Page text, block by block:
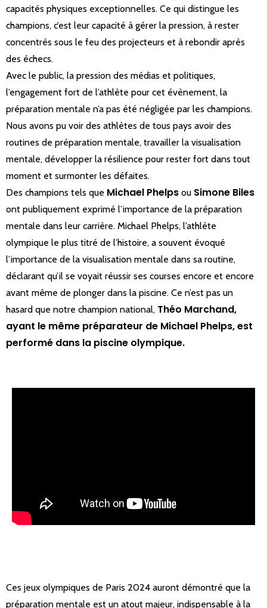
capacités physiques exceptionnelles. Ce qui distingue les
champions, c’est leur capacité à gérer la pression, à rester
concentrés sous le feu des projecteurs et à rebondir après
des échecs.
Avec le public, la pression des médias et politiques,
l’engagement fort de l’athlète pour cet évènement, la
préparation mentale n’a pas été négligée par les champions.
Nous avons pu voir des athlètes de tous pays avoir des
routines de préparation mentale, travailler la visualisation
mentale, développer la résilience pour rester fort dans tout
moment et surmonter les défaites.
Des champions tels que Michael Phelps ou Simone Biles
ont publiquement exprimé l’importance de la préparation
mentale dans leur carrière. Michael Phelps, l’athlète
olympique le plus titré de l’histoire, a souvent évoqué
l’importance de la visualisation mentale dans sa routine,
déclarant qu’il se voyait réussir ses courses encore et encore
avant même de plonger dans la piscine. Ce n’est pas un
hasard que notre champion national, Théo Marchand,
ayant le même préparateur de Michael Phelps, est
performé dans la piscine olympique.
Ces jeux olympiques de Paris 2024 auront démontré que la
préparation mentale est un atout majeur, indispensable à la